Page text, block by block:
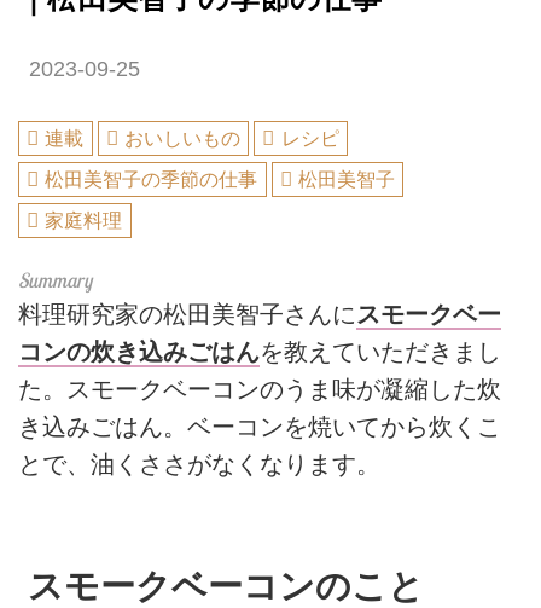
2023-09-25
連載 おいしいもの
レシピ
松田美智子の季節の仕事
松田美智子
家庭料理
料理研究家の松田美智子さんにスモークベー
コンの炊き込みごはんを教えていただきまし
た。スモークベーコンのうま味が凝縮した炊
き込みごはん。ベーコンを焼いてから炊くこ
とで、油くささがなくなります。
スモークベーコンのこと